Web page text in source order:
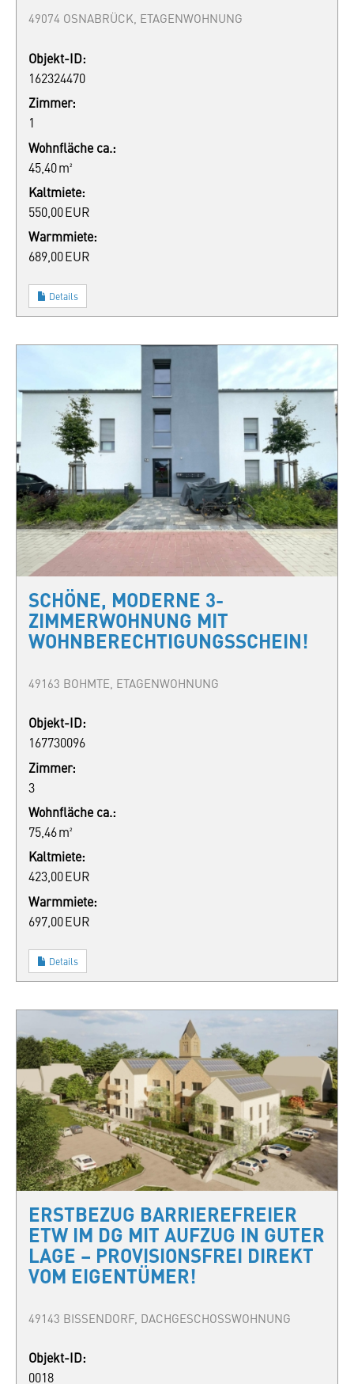
49074 OSNABRÜCK, ETAGENWOHNUNG
Objekt-ID:
162324470
Zimmer:
1
Wohnfläche ca.:
45,40 m²
Kaltmiete:
550,00 EUR
Warmmiete:
689,00 EUR
Details
SCHÖNE, MODERNE 3-
ZIMMERWOHNUNG MIT
WOHNBERECHTIGUNGSSCHEIN!
49163 BOHMTE, ETAGENWOHNUNG
Objekt-ID:
167730096
Zimmer:
3
Wohnfläche ca.:
75,46 m²
Kaltmiete:
423,00 EUR
Warmmiete:
697,00 EUR
Details
ERSTBEZUG BARRIEREFREIER
ETW IM DG MIT AUFZUG IN GUTER
LAGE – PROVISIONSFREI DIREKT
VOM EIGENTÜMER!
49143 BISSENDORF, DACHGESCHOSSWOHNUNG
Objekt-ID:
0018